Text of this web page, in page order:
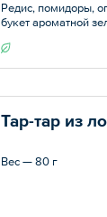
Редис, помидоры,
букет ароматной
Тар-тар из
Вес — 80 г